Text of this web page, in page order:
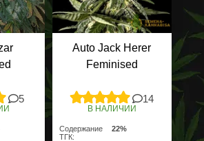
5
Auto Jack Herer
Feminised
14
В НАЛИЧИИ
Содержание
ТГК:
22%